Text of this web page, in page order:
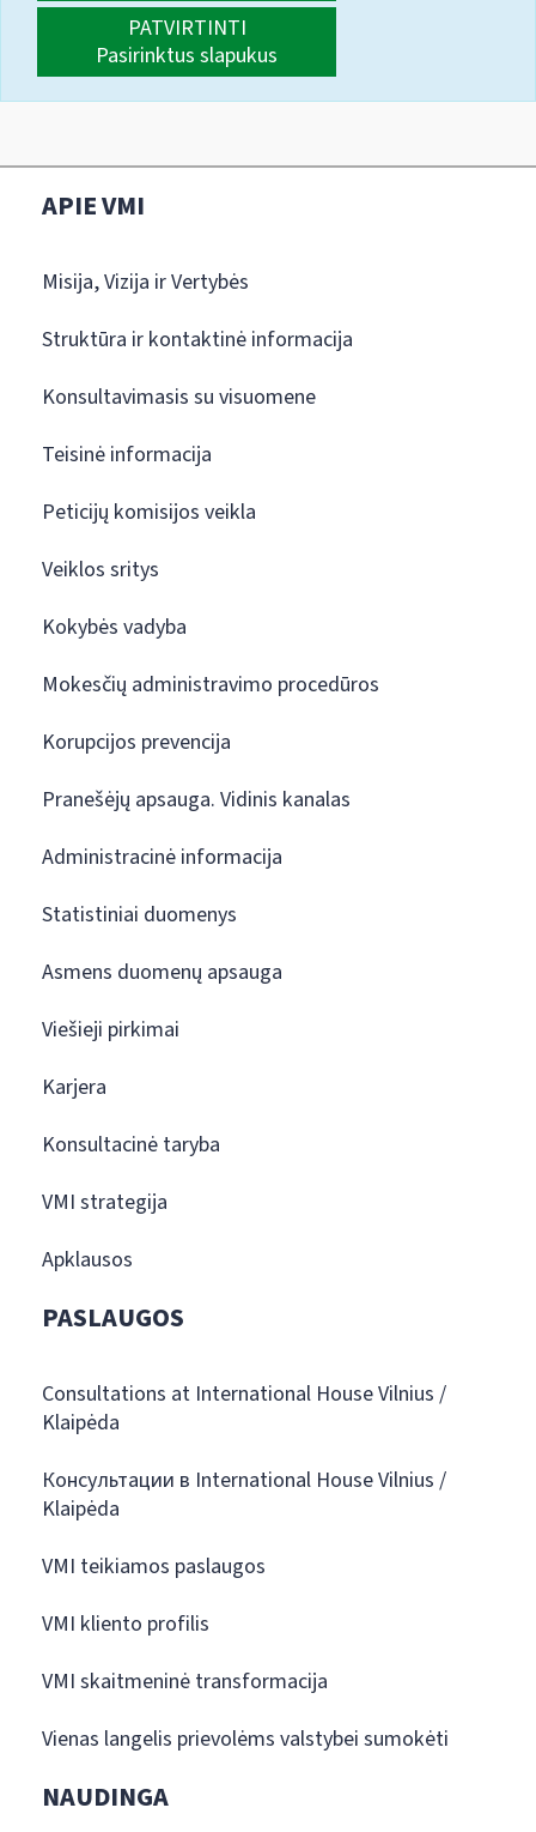
PATVIRTINTI
Pasirinktus slapukus
APIE VMI
Misija, Vizija ir Vertybės
Struktūra ir kontaktinė informacija
Konsultavimasis su visuomene
Teisinė informacija
Peticijų komisijos veikla
Veiklos sritys
Kokybės vadyba
Mokesčių administravimo procedūros
Korupcijos prevencija
Pranešėjų apsauga. Vidinis kanalas
Administracinė informacija
Statistiniai duomenys
Asmens duomenų apsauga
Viešieji pirkimai
Karjera
Konsultacinė taryba
VMI strategija
Apklausos
PASLAUGOS
Consultations at International House Vilnius /
Klaipėda
Консультации в International House Vilnius /
Klaipėda
VMI teikiamos paslaugos
VMI kliento profilis
VMI skaitmeninė transformacija
Vienas langelis prievolėms valstybei sumokėti
NAUDINGA